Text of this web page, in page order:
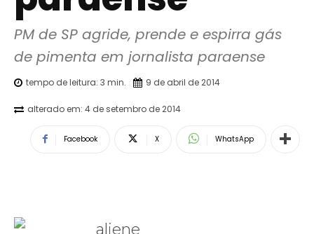
PM de SP agride, prende e espirra gás
de pimenta em jornalista paraense
tempo de leitura: 3 min. 9 de abril de 2014
alterado em: 4 de setembro de 2014
Facebook X WhatsApp